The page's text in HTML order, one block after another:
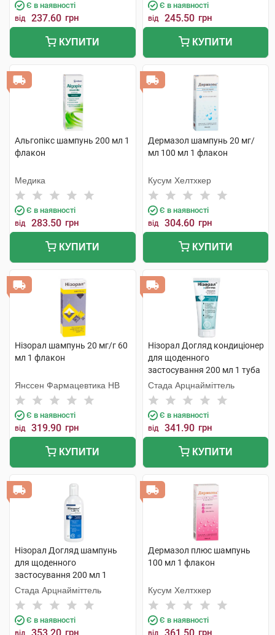
Є в наявності
від 237.60 грн
КУПИТИ
Є в наявності
від 245.50 грн
КУПИТИ
Альгопікс шампунь 200 мл 1
флакон
Медика
Є в наявності
від 283.50 грн
КУПИТИ
Дермазол шампунь 20 мг/
мл 100 мл 1 флакон
Кусум Хелтхкер
Є в наявності
від 304.60 грн
КУПИТИ
Нізорал шампунь 20 мг/г 60
мл 1 флакон
Янссен Фармацевтика НВ
Є в наявності
від 319.90 грн
КУПИТИ
Нізорал Догляд кондиціонер
для щоденного
застосування 200 мл 1 туба
Стада Арцнайміттель
Є в наявності
від 341.90 грн
КУПИТИ
Нізорал Догляд шампунь
для щоденного
застосування 200 мл 1
флакон
Стада Арцнайміттель
Є в наявності
від грн
Дермазол плюс шампунь
100 мл 1 флакон
Кусум Хелтхкер
Є в наявності
від грн